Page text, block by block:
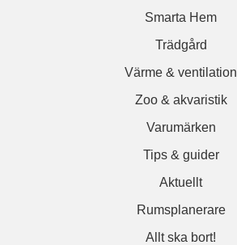
Smarta Hem
Trädgård
Värme & ventilation
Zoo & akvaristik
Varumärken
Tips & guider
Aktuellt
Rumsplanerare
Allt ska bort!